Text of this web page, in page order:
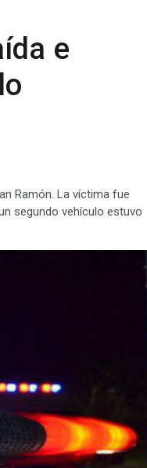
e
Ramón. La víctima fue
segundo vehículo estuvo